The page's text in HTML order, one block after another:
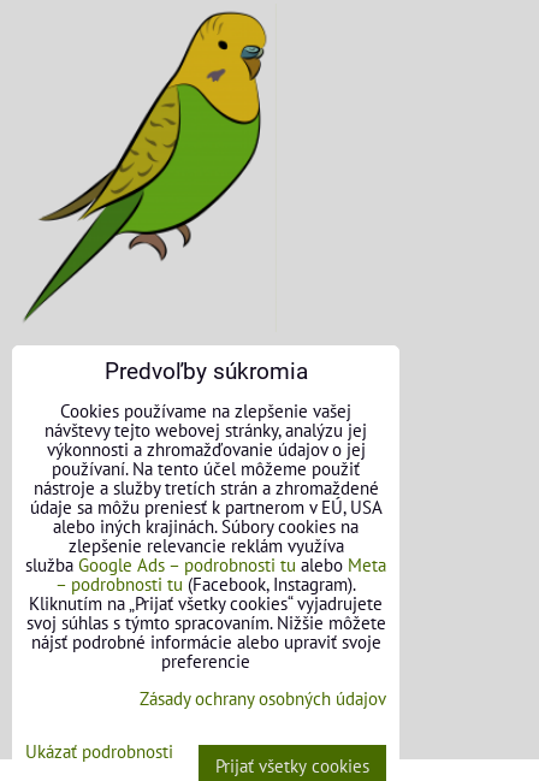
KONTAKTNÉ ÚDAJE
O nás
Kontakt
Požičovňa náradia
Názory našich zákazníkov
Mapa stránok
SLEDUJTE NÁS
Facebook
Predvoľby súkromia
Cookies používame na zlepšenie vašej
návštevy tejto webovej stránky, analýzu jej
výkonnosti a zhromažďovanie údajov o jej
používaní. Na tento účel môžeme použiť
nástroje a služby tretích strán a zhromaždené
údaje sa môžu preniesť k partnerom v EÚ, USA
alebo iných krajinách. Súbory cookies na
zlepšenie relevancie reklám využíva
služba Google Ads – podrobnosti tu alebo Meta
– podrobnosti tu (Facebook, Instagram).
Kliknutím na „Prijať všetky cookies“ vyjadrujete
svoj súhlas s týmto spracovaním. Nižšie môžete
nájsť podrobné informácie alebo upraviť svoje
preferencie
Zásady ochrany osobných údajov
Ukázať podrobnosti
Prijať všetky cookies